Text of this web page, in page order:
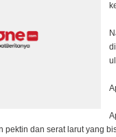
pektin dan serat larut yang